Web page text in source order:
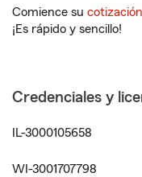
Comience su
¡Es rápido y sencillo!
Credenciales y
IL-3000105658
WI-3001707798